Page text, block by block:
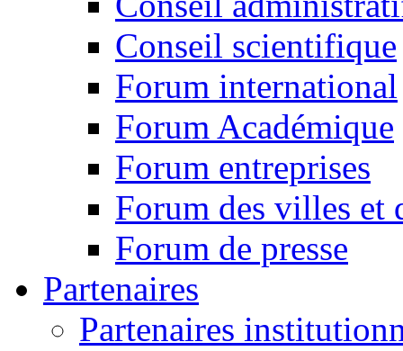
Conseil scientifique
Forum international
Forum Académique
Forum entreprises
Forum des villes et
Forum de presse
Partenaires
Partenaires